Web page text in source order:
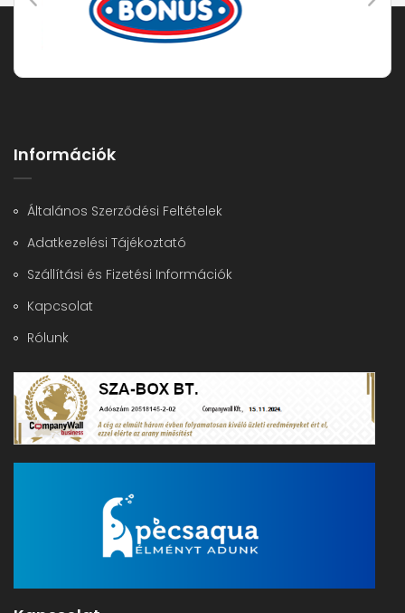
Információk
Általános Szerződési Feltételek
Adatkezelési Tájékoztató
Szállítási és Fizetési Információk
Kapcsolat
Rólunk